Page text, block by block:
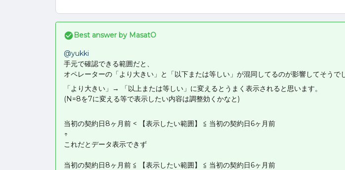
Best answer by MasatO
@yukki
手元で確認できる範囲だと、
オペレーターの「より大きい」と「以下または等しい」が混同してるのが影響してそうでし
「より大きい」→ 「以上または等しい」に変えるとうまく表示されると思います。
(N=8を7に変える等で表示したい内容は調整効くかなと)
当初の契約日8ヶ月前 < 【表示したい範囲】 ≦ 当初の契約日6ヶ月前
↑
これだとデータ表示できず
当初の契約日8ヶ月前 ≦ 【表示したい範囲】 ≦ 当初の契約日6ヶ月前